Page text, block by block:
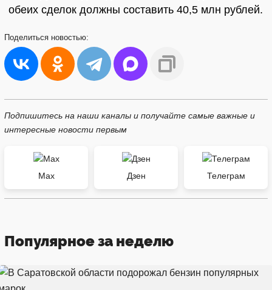
обеих сделок должны составить 40,5 млн рублей.
Поделиться новостью:
Подпишитесь на наши каналы и получайте самые важные и
интересные новости первым
Max Дзен Телеграм
Популярное за неделю